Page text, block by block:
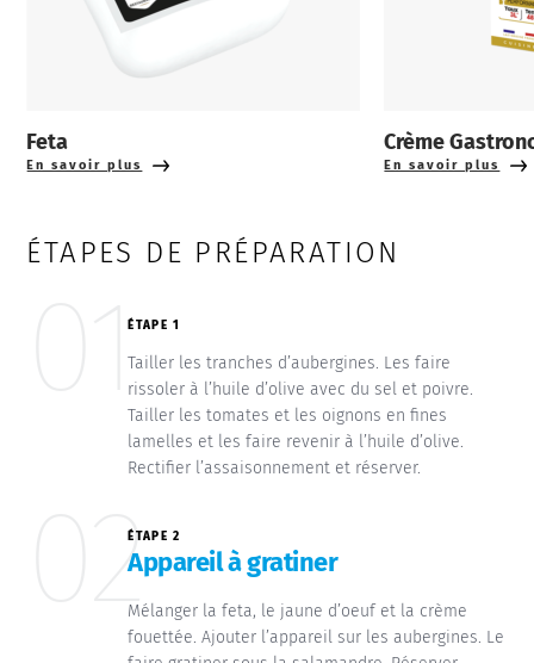
Feta
En savoir plus
Crème
En savoir plus
ÉTAPES DE PRÉPARATION
01ÉTAPE 1
Tailler les tranches d’aubergines. Les faire
rissoler à l’huile d’olive avec du sel et poivre.
Tailler les tomates et les oignons en fines
lamelles et les faire revenir à l’huile d’olive.
Rectifier l’assaisonnement et réserver.
02ÉTAPE 2
Appareil à gratiner
Mélanger la feta, le jaune d’oeuf et la crème
fouettée. Ajouter l’appareil sur les aubergines. Le